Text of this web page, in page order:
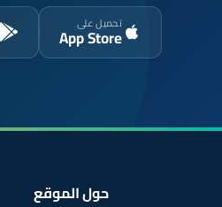
تحميل على
App Store
حول الموقع